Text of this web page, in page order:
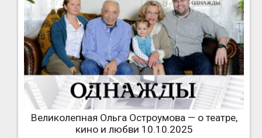
Великолепная Ольга Остроумова — о театре,
кино и любви 10.10.2025